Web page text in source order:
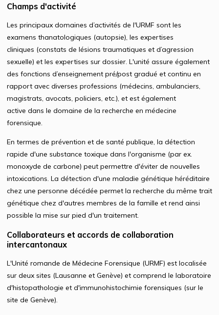
Champs d'activité
Les principaux domaines d’activités de l'URMF sont les
examens thanatologiques (autopsie), les expertises
cliniques (constats de lésions traumatiques et d’agression
sexuelle) et les expertises sur dossier. L'unité assure également
des fonctions d’enseignement pré/post gradué et continu en
rapport avec diverses professions (médecins, ambulanciers,
magistrats, avocats, policiers, etc.), et est également
active dans le domaine de la recherche en médecine
forensique.
En termes de prévention et de santé publique, la détection
rapide d'une substance toxique dans l'organisme (par ex.
monoxyde de carbone) peut permettre d'éviter de nouvelles
intoxications. La détection d'une maladie génétique héréditaire
chez une personne décédée permet la recherche du même trait
génétique chez d'autres membres de la famille et rend ainsi
possible la mise sur pied d'un traitement.
Collaborateurs et accords de collaboration
intercantonaux
L'Unité romande de Médecine Forensique (URMF) est localisée
sur deux sites (Lausanne et Genève) et comprend le laboratoire
d'histopathologie et d'immunohistochimie forensiques (sur le
site de Genève).